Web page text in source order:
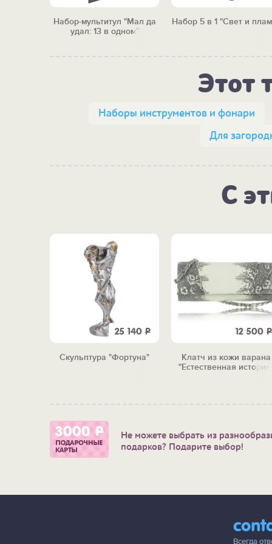
Набор-мультитул "Мал да
удал: 13 в одном"
Набор 5 в 1 "Свет и
Этот
Наборы инструментов и фонари
Для
С
25 140 Р
Скульптура "Фортуна"
12 500 Р
Клатч из кожи варана
"Естественная история"
Не можете выбрать из
подарков? Подарите выбор!
Всегда